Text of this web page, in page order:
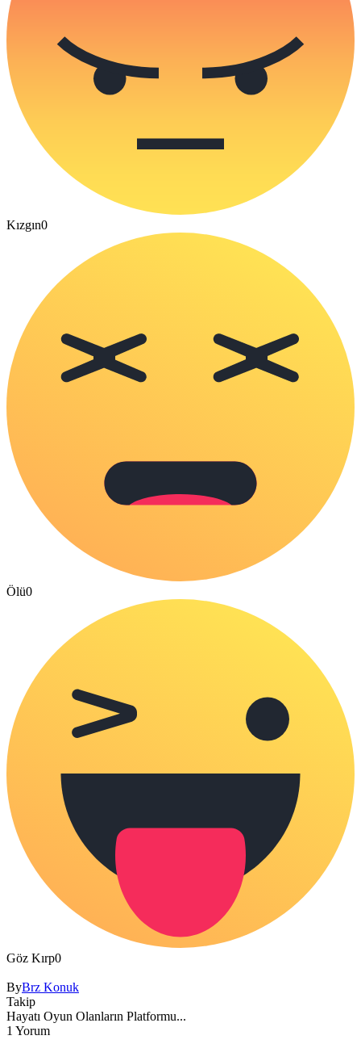
Kızgın0
Ölü0
Göz Kırp0
ByBrz Konuk
Takip
Hayatı Oyun Olanların Platformu...
1 Yorum